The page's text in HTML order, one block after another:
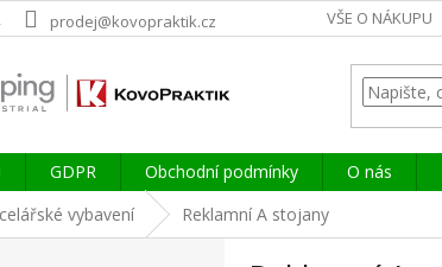
prodej@kovopraktik.cz VŠE O NÁKUPU
GDPR Obchodní podmínky O nás
vybavení Reklamní A stojany